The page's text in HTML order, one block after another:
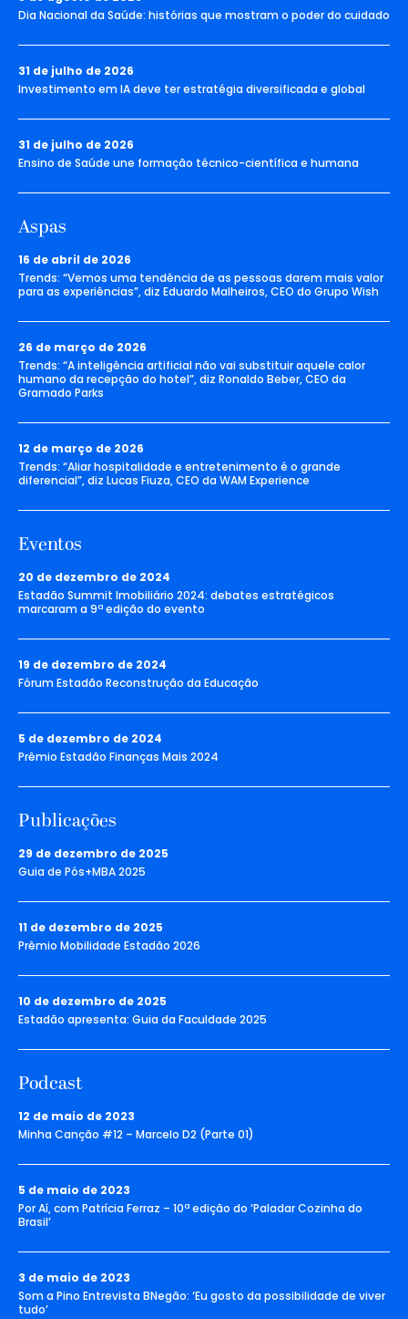
Dia Nacional da Saúde: histórias que mostram o poder do cuidado
31 de julho de 2026
Investimento em IA deve ter estratégia diversificada e global
31 de julho de 2026
Ensino de Saúde une formação técnico-científica e humana
Aspas
16 de abril de 2026
Trends: “Vemos uma tendência de as pessoas darem mais valor
para as experiências”, diz Eduardo Malheiros, CEO do Grupo Wish
26 de março de 2026
Trends: “A inteligência artificial não vai substituir aquele calor
humano da recepção do hotel”, diz Ronaldo Beber, CEO da
Gramado Parks
12 de março de 2026
Trends: “Aliar hospitalidade e entretenimento é o grande
diferencial”, diz Lucas Fiuza, CEO da WAM Experience
Eventos
20 de dezembro de 2024
Estadão Summit Imobiliário 2024: debates estratégicos
marcaram a 9ª edição do evento
19 de dezembro de 2024
Fórum Estadão Reconstrução da Educação
5 de dezembro de 2024
Prêmio Estadão Finanças Mais 2024
Publicações
29 de dezembro de 2025
Guia de Pós+MBA 2025
11 de dezembro de 2025
Prêmio Mobilidade Estadão 2026
10 de dezembro de 2025
Estadão apresenta: Guia da Faculdade 2025
Podcast
12 de maio de 2023
Minha Canção #12 – Marcelo D2 (Parte 01)
5 de maio de 2023
Por Aí, com Patrícia Ferraz – 10ª edição do ‘Paladar Cozinha do
Brasil’
3 de maio de 2023
Som a Pino Entrevista BNegão: ‘Eu gosto da possibilidade de viver
tudo’